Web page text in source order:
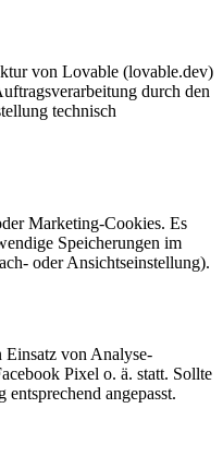
von Lovable (lovable.dev)
durch den
technisch
Marketing-Cookies. Es
Speicherungen im
oder Ansichtseinstellung).
von Analyse-
Pixel o. ä. statt. Sollte
angepasst.